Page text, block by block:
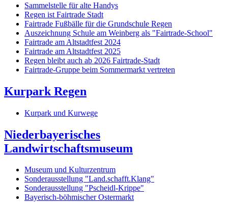
Sammelstelle für alte Handys
Regen ist Fairtrade Stadt
Fairtrade Fußbälle für die Grundschule Regen
Auszeichnung Schule am Weinberg als "Fairtrade-School"
Fairtrade am Altstadtfest 2024
Fairtrade am Altstadtfest 2025
Regen bleibt auch ab 2026 Fairtrade-Stadt
Fairtrade-Gruppe beim Sommermarkt vertreten
Kurpark Regen
Kurpark und Kurwege
Niederbayerisches
Landwirtschaftsmuseum
Museum und Kulturzentrum
Sonderausstellung "Land.schafft.Klang"
Sonderausstellung "Pscheidl-Krippe"
Bayerisch-böhmischer Ostermarkt